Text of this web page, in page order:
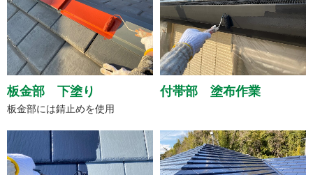
板金部 下塗り
板金部には錆止めを使用
付帯部 塗布作業